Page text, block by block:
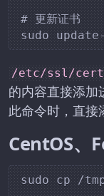
# 更新证书
/etc/ssl/
的内容直接添加
此命令时，直接
CentOS、
sudo cp /